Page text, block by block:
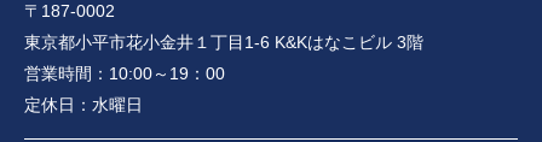
〒187-0002
東京都小平市花小金井１丁目1-6 K&Kはなこビル 3階
営業時間： 10:00～19：00
定休日： 水曜日